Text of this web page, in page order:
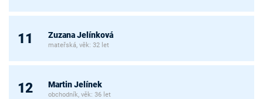
11 Zuzana Jelínková
mateřská, věk: 32 let
12 Martin Jelínek
obchodník, věk: 36 let